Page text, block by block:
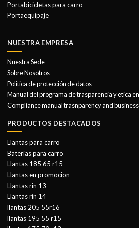
Portabicicletas para carro
Portaequipaje
NUESTRA EMPRESA
Nuestra Sede
Sobre Nosotros
Politica de protección de datos
Manual del programa de trasparencia y etica
Compliance manual trasnparency and
PRODUCTOS DESTACADOS
Llantas para carro
Baterías para carro
Llantas 185 65 r15
Llantas en promocion
Llantas rin 13
Llantas rin 14
llantas 205 55r16
llantas 195 55 r15